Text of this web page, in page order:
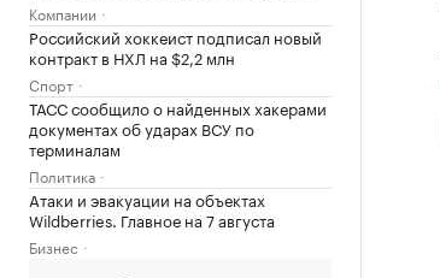
Компании
Российский хоккеист подписал новый
контракт в НХЛ на $2,2 млн
Спорт
ТАСС сообщило о найденных хакерами
документах об ударах ВСУ по
терминалам
Политика
Атаки и эвакуации на объектах
Wildberries. Главное на 7 августа
Бизнес